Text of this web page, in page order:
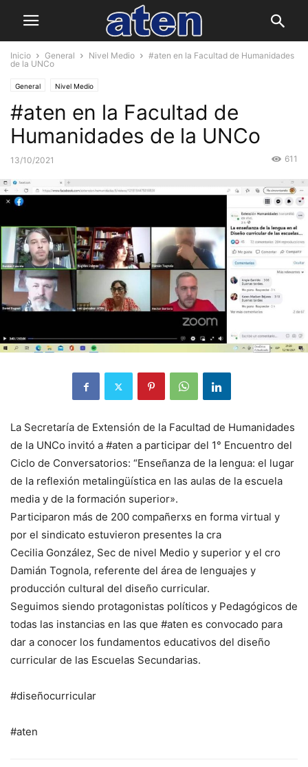
Inicio General Nivel Medio
#aten en la Facultad de Humanidades
de la UNCo
General Nivel Medio
#aten en la Facultad de
Humanidades de la UNCo
13/10/2021 611
La Secretaría de Extensión de la Facultad de Humanidades
de la UNCo invitó a #aten a participar del 1° Encuentro del
Ciclo de Conversatorios: “Enseñanza de la lengua: el lugar
de la reflexión metalingüística en las aulas de la escuela
media y de la formación superior».
Participaron más de 200 compañerxs en forma virtual y
por el sindicato estuvieron presentes la cra
Cecilia González, Sec de nivel Medio y superior y el cro
Damián Tognola, referente del área de lenguajes y
producción cultural del diseño curricular.
Seguimos siendo protagonistas políticos y Pedagógicos de
todas las instancias en las que #aten es convocado para
dar a conocer los fundamentos educativos del diseño
curricular de las Escuelas Secundarias.
#diseñocurricular
#aten